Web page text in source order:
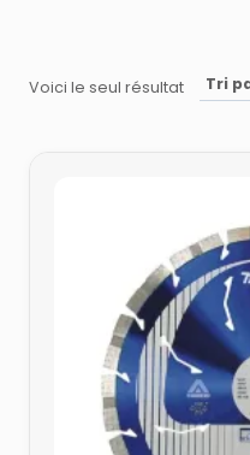
Voici le seul résultat